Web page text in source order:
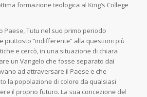
formazione teologica al King’s College
Paese, Tutu nel suo primo periodo
piuttosto “indifferente” alla questioni più
e cercò, in una situazione di chiara
un Vangelo che fosse separato dai
ad attraversare il Paese e che
la popolazione di colore da qualsiasi
il proprio futuro. La sua concezione del